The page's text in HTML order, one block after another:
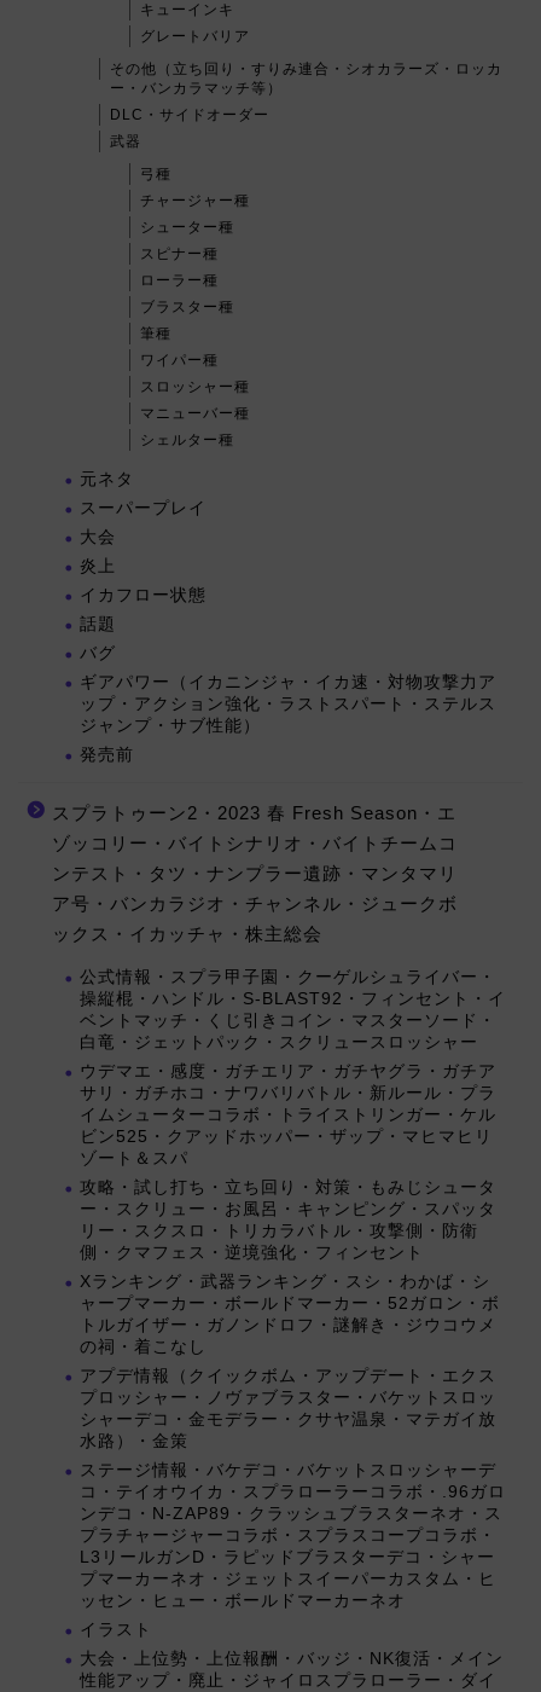
キューインキ
グレートバリア
その他（立ち回り・すりみ連合・シオカラーズ・ロッカ
ー・バンカラマッチ等）
DLC・サイドオーダー
武器
弓種
チャージャー種
シューター種
スピナー種
ローラー種
ブラスター種
筆種
ワイパー種
スロッシャー種
マニューバー種
シェルター種
元ネタ
スーパープレイ
大会
炎上
イカフロー状態
話題
バグ
ギアパワー（イカニンジャ・イカ速・対物攻撃力ア
ップ・アクション強化・ラストスパート・ステルス
ジャンプ・サブ性能）
発売前
スプラトゥーン2・2023 春 Fresh Season・エ
ゾッコリー・バイトシナリオ・バイトチームコ
ンテスト・タツ・ナンプラー遺跡・マンタマリ
ア号・バンカラジオ・チャンネル・ジュークボ
ックス・イカッチャ・株主総会
公式情報・スプラ甲子園・クーゲルシュライバー・
操縦棍・ハンドル・S-BLAST92・フィンセント・イ
ベントマッチ・くじ引きコイン・マスターソード・
白竜・ジェットパック・スクリュースロッシャー
ウデマエ・感度・ガチエリア・ガチヤグラ・ガチア
サリ・ガチホコ・ナワバリバトル・新ルール・プラ
イムシューターコラボ・トライストリンガー・ケル
ビン525・クアッドホッパー・ザップ・マヒマヒリ
ゾート＆スパ
攻略・試し打ち・立ち回り・対策・もみじシュータ
ー・スクリュー・お風呂・キャンピング・スパッタ
リー・スクスロ・トリカラバトル・攻撃側・防衛
側・クマフェス・逆境強化・フィンセント
Xランキング・武器ランキング・スシ・わかば・シ
ャープマーカー・ボールドマーカー・52ガロン・ボ
トルガイザー・ガノンドロフ・謎解き・ジウコウメ
の祠・着こなし
アプデ情報（クイックボム・アップデート・エクス
プロッシャー・ノヴァブラスター・バケットスロッ
シャーデコ・金モデラー・クサヤ温泉・マテガイ放
水路）・金策
ステージ情報・バケデコ・バケットスロッシャーデ
コ・テイオウイカ・スプラローラーコラボ・.96ガロ
ンデコ・N-ZAP89・クラッシュブラスターネオ・ス
プラチャージャーコラボ・スプラスコープコラボ・
L3リールガンD・ラピッドブラスターデコ・シャー
プマーカーネオ・ジェットスイーパーカスタム・ヒ
ッセン・ヒュー・ボールドマーカーネオ
イラスト
大会・上位勢・上位報酬・バッジ・NK復活・メイン
性能アップ・廃止・ジャイロスプラローラー・ダイ